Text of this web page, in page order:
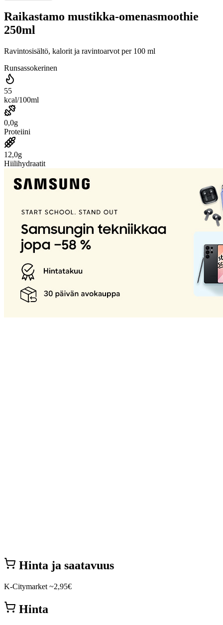
Raikastamo mustikka-omenasmoothie
250ml
Ravintosisältö, kalorit ja ravintoarvot per 100 ml
Runsassokerinen
55
kcal/100ml
0,0g
Proteiini
12,0g
Hiilihydraatit
Hinta ja saatavuus
K-Citymarket ~2,95€
Hinta